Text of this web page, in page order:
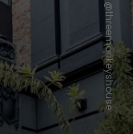
@threemonkeyshouse